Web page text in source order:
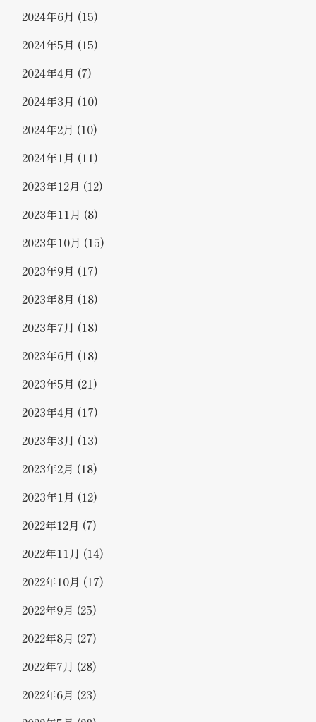
2024年6月 (15)
2024年5月 (15)
2024年4月 (7)
2024年3月 (10)
2024年2月 (10)
2024年1月 (11)
2023年12月 (12)
2023年11月 (8)
2023年10月 (15)
2023年9月 (17)
2023年8月 (18)
2023年7月 (18)
2023年6月 (18)
2023年5月 (21)
2023年4月 (17)
2023年3月 (13)
2023年2月 (18)
2023年1月 (12)
2022年12月 (7)
2022年11月 (14)
2022年10月 (17)
2022年9月 (25)
2022年8月 (27)
2022年7月 (28)
2022年6月 (23)